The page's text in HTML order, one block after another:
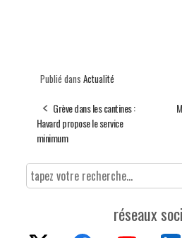
Publié dans Actualité
Grève dans les cantines :
Havard propose le service
minimum
réseaux